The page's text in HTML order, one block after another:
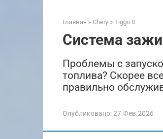
Главная » Chery » Tiggo 8
Система
Проблемы с
топлива? Скорее
правильно
Опубликовано:27.Фев.2026